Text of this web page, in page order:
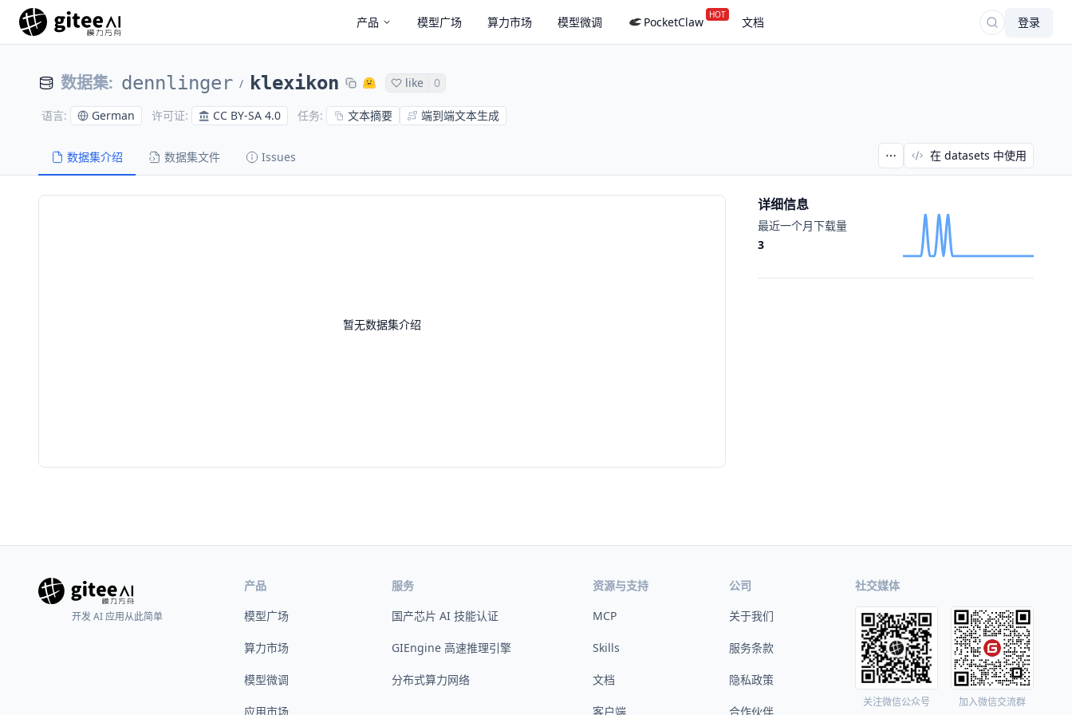
产品 模型广场 算力市场 模型微调 PocketClaw HOT 文档 登录
数据集: dennlinger / klexikon like 0
语言: German 许可证: CC BY-SA 4.0 任务: 文本摘要 端到端文本生成
数据集介绍 数据集文件 Issues 在 datasets 中使用
暂无数据集介绍
详细信息
最近一个月下载量
3
开发 AI 应用从此简单
产品
模型广场
算力市场
模型微调
应用市场
服务
国产芯片 AI 技能认证
GIEngine 高速推理引擎
分布式算力网络
资源与支持
MCP
Skills
文档
客户端
公司
关于我们
服务条款
隐私政策
合作伙伴
社交媒体
关注微信公众号 加入微信交流群